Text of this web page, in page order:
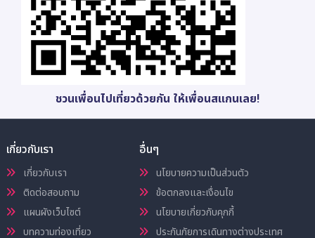
ชวนเพื่อนไปเที่ยวด้วยกัน ให้เพื่อนสแกนเลย!
เกี่ยวกับเรา
เกี่ยวกับเรา
ติดต่อสอบถาม
แผนผังเว็บไซต์
บทความท่องเที่ยว
อื่นๆ
นโยบายความเป็นส่วนตัว
ข้อตกลงและเงื่อนไข
นโยบายเกี่ยวกับคุกกี้
ประกันภัยการเดินทางต่างประเทศ